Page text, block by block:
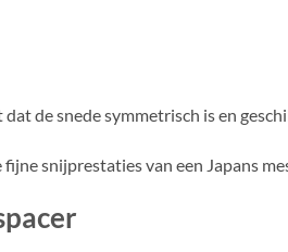
dat de snede symmetrisch is en
snijprestaties van een Japans